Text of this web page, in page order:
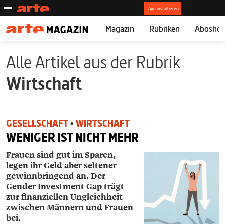
Magazin Rubriken
Alle Artikel aus der Rubrik
Wirtschaft
GESELLSCHAFT• WIRTSCHAFT
WENIGER IST NICHT MEHR
Frauen sind gut im Sparen,
legen ihr Geld aber seltener
gewinnbringend an. Der
Gender Investment Gap trägt
zur finanziellen Ungleichheit
zwischen Männern und Frauen
bei.